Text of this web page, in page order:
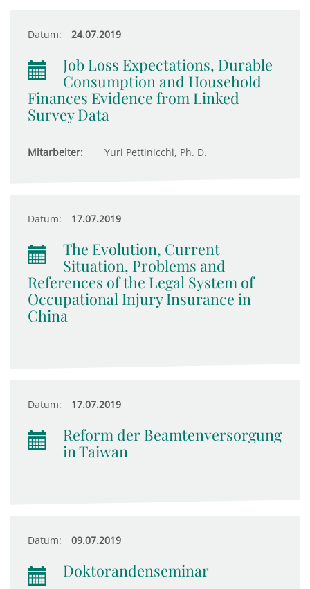
Datum: 24.07.2019
Job Loss Expectations, Durable
Consumption and Household
Finances Evidence from Linked
Survey Data
Mitarbeiter: Yuri Pettinicchi, Ph. D.
Datum: 17.07.2019
The Evolution, Current
Situation, Problems and
References of the Legal System of
Occupational Injury Insurance in
China
Datum: 17.07.2019
Reform der Beamtenversorgung
in Taiwan
Datum: 09.07.2019
Doktorandenseminar